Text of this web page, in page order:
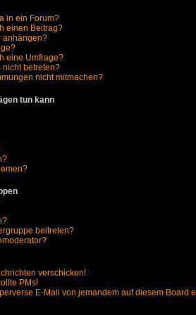
in ein Forum?
einen Beitrag?
anhängen?
eine Umfrage?
nicht betreten?
nicht mitmachen?
tun kann
beitreten?
verschicken!
PMs!
E-Mail von jemandem auf diesem Board